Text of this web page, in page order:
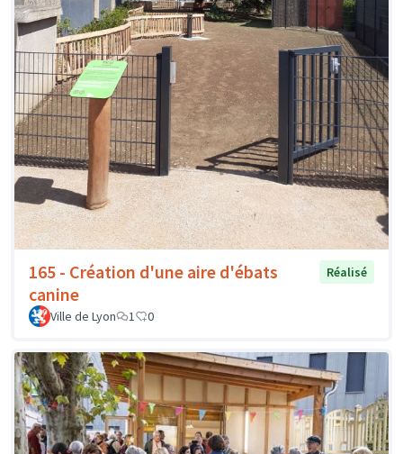
165 - Création d'une aire d'ébats
canine
Réalisé
Ville de Lyon 1 0